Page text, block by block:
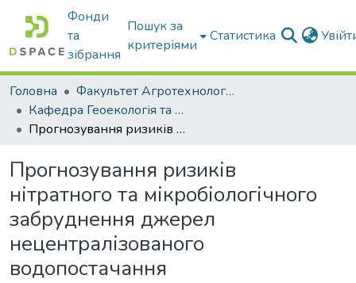
Фонди
та
зібрання
Пошук за
критеріями
Статистика
Головна
Факультет Агротехнологій та екології
Кафедра Геоекологія та землеустрій
Прогнозування ризиків нітратного та мікробіологічного забруднення джерел нецентралізованого водопостачання
Прогнозування ризиків
нітратного та мікробіологічного
забруднення джерел
нецентралізованого
водопостачання